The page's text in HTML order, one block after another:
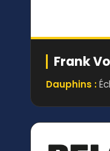
Frank
Dauphins :